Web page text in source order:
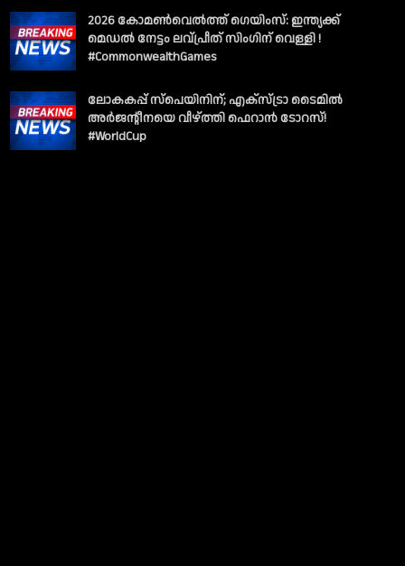
2026 കോമൺവെൽത്ത് ഗെയിംസ്: ഇന്ത്യക്ക്
മെഡൽ നേട്ടം ലവ്പ്രീത് സിംഗിന് വെള്ളി !
#CommonwealthGames
ലോകകപ്പ് സ്പെയിനിന്; എക്സ്ട്രാ ടൈമിൽ
അർജന്റീനയെ വീഴ്ത്തി ഫെറാൻ ടോറസ്!
#WorldCup